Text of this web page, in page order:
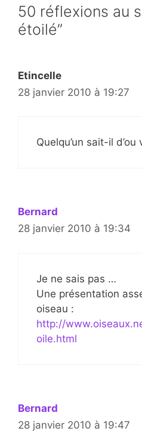
50 réflexions au
étoilé”
Etincelle
28 janvier 2010 à 19:27
Quelqu’un sait-il
Bernard
28 janvier 2010 à 19:34
Je ne sais pas …
Une présentation
oiseau :
http://
oile.html
Bernard
28 janvier 2010 à 19:47